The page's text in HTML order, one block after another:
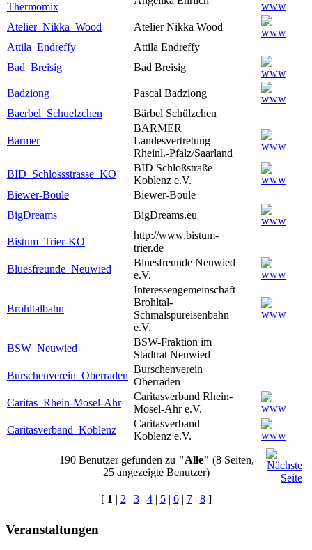
Thermomix
Atelier_Nikka_Wood
Atelier Nikka Wood
Attila_Endreffy
Attila Endreffy
Bad_Breisig
Bad Breisig
Badziong
Pascal Badziong
Baerbel_Schuelzchen
Bärbel Schülzchen
Barmer
BARMER
Landesvertretung
Rheinl.-Pfalz/Saarland
BID_Schlossstrasse_KO
BID Schloßstraße
Koblenz e.V.
Biewer-Boule
Biewer-Boule
BigDreams
BigDreams.eu
Bistum_Trier-KO
http://www.bistum-
trier.de
Bluesfreunde_Neuwied
Bluesfreunde Neuwied
e.V.
Brohltalbahn
Interessengemeinschaft
Brohltal-
Schmalspureisenbahn
e.V.
BSW_Neuwied
BSW-Fraktion im
Stadtrat Neuwied
Burschenverein_Oberraden
Burschenverein
Oberraden
Caritas_Rhein-Mosel-Ahr
Caritasverband Rhein-
Mosel-Ahr e.V.
Caritasverband_Koblenz
Caritasverband
Koblenz e.V.
190 Benutzer gefunden zu "Alle" (8 Seiten,
25 angezeigte Benutzer)
[ 1 | 2 | 3| 4| 5| 6| 7| 8]
Veranstaltungen